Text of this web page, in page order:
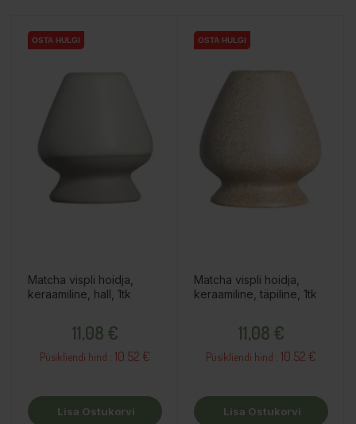
OSTA HULGI
Matcha vispli hoidja,
keraamiline, hall, 1tk
11,08 €
Püsikliendi hind : 10.52 €
Lisa Ostukorvi
OSTA HULGI
Matcha vispli hoidja,
keraamiline, täpiline, 1tk
11,08 €
Püsikliendi hind : 10.52 €
Lisa Ostukorvi